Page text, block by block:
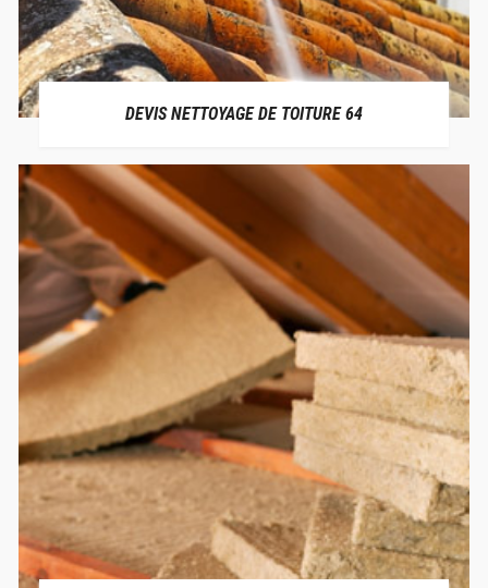
DEVIS NETTOYAGE DE TOITURE 64